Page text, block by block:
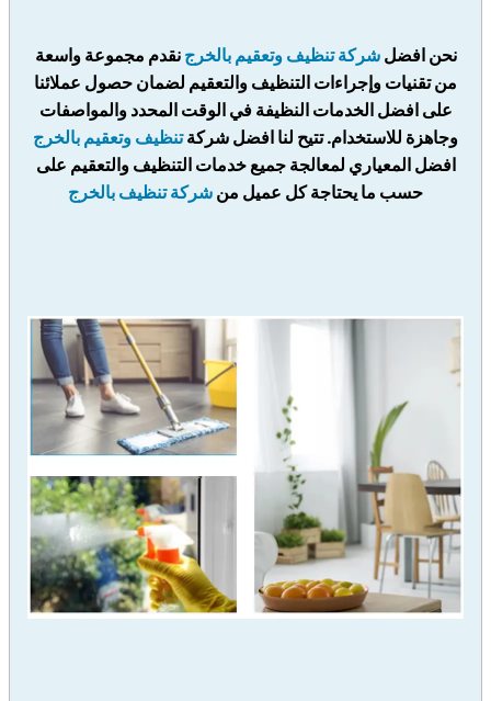
نحن افضلشركة تنظيف وتعقيم بالخرجنقدم مجموعة واسعة
من تقنيات وإجراءات التنظيف والتعقيم لضمان حصول عملائنا
على افضل الخدمات النظيفة في الوقت المحدد والمواصفات
وجاهزة للاستخدام. تتيح لنا افضل شركةتنظيف وتعقيم بالخرج
افضل المعياري لمعالجة جميع خدمات التنظيف والتعقيم على
حسب ما يحتاجة كل عميل منشركة تنظيف بالخرج